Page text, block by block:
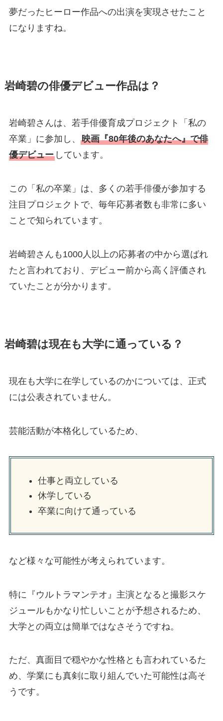
夢だったヒーロー作品への出演を実現させたこと
になりますね。
岩崎碧の俳優デビュー作品は？
岩崎碧さんは、若手俳優育成プロジェクト「私の
卒業」に参加し、 映画『80年後のあなたへ』で俳
優デビューしています。
この「私の卒業」は、多くの若手俳優が参加する
注目プロジェクトで、毎年応募者数も非常に多い
ことで知られています。
岩崎碧さんも1000人以上の応募者の中から選ばれ
たと言われており、デビュー前から高く評価され
ていたことが分かります。
岩崎碧は現在も大学に通っている？
現在も大学に在学しているのかについては、正式
には公表されていません。
芸能活動が本格化しているため、
仕事と両立している
休学している
卒業に向けて通っている
など様々な可能性が考えられています。
特に『ウルトラマンテオ』主演となると撮影スケ
ジュールもかなり忙しいことが予想されるため、
大学との両立は簡単ではなさそうですね。
ただ、真面目で穏やかな性格とも言われているた
め、学業にも真剣に取り組んでいた可能性は高そ
うです。